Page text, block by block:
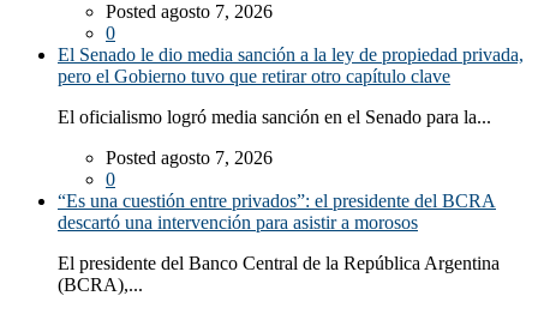
Posted agosto 7, 2026
0
El Senado le dio media sanción a la ley de propiedad privada,
pero el Gobierno tuvo que retirar otro capítulo clave
El oficialismo logró media sanción en el Senado para la...
Posted agosto 7, 2026
0
“Es una cuestión entre privados”: el presidente del BCRA
descartó una intervención para asistir a morosos
El presidente del Banco Central de la República Argentina
(BCRA),...